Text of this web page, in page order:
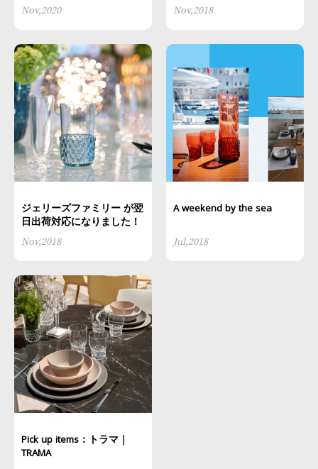
Nov,2020 Nov,2018
ジェリーズファミリー が翌
日出荷対応になりました！
Nov,2018
A weekend by the sea
Jul,2018
Pick up items：トラマ｜
TRAMA